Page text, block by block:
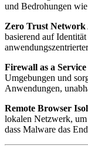
und Bedrohungen
Zero Trust Network
basierend auf
Firewall as a
Umgebungen und
Anwendungen,
Remote Browser
lokalen Netzwerk,
dass Malware das